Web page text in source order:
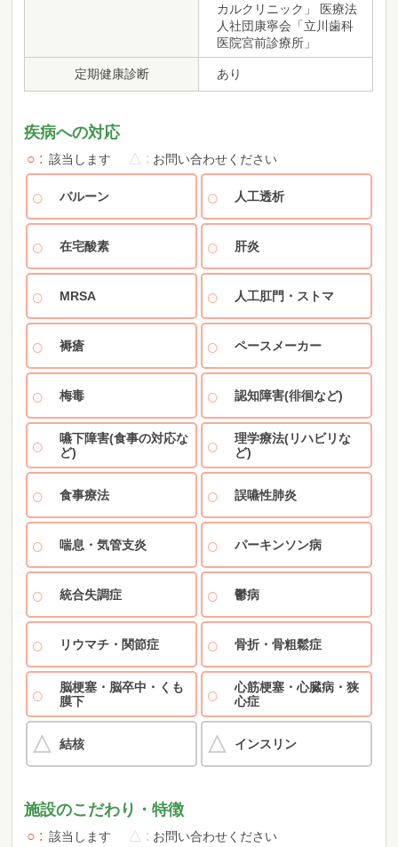
カルクリニック」 医療法
人社団康寧会「立川歯科
医院宮前診療所」
定期健康診断 あり
疾病への対応
○ 該当します △ お問い合わせください
バルーン 人工透析
在宅酸素 肝炎
MRSA 人工肛門・ストマ
褥瘡 ペースメーカー
梅毒 認知障害(徘徊など)
嚥下障害(食事の対応な
ど)
理学療法(リハビリな
ど)
食事療法 誤嚥性肺炎
喘息・気管支炎 パーキンソン病
統合失調症 鬱病
リウマチ・関節症 骨折・骨粗鬆症
脳梗塞・脳卒中・くも
膜下
心筋梗塞・心臓病・狭
心症
結核 インスリン
施設のこだわり・特徴
○ 該当します △ お問い合わせください